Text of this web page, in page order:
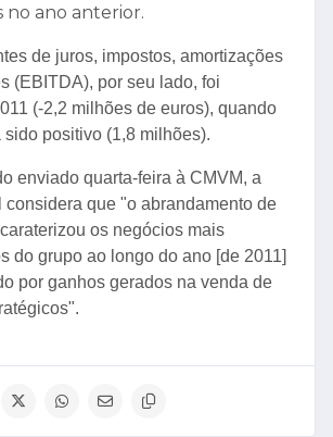
no ano anterior.
de juros, impostos, amortizações
(EBITDA), por seu lado, foi
(-2,2 milhões de euros), quando
sido positivo (1,8 milhões).
enviado quarta-feira à CMVM, a
considera que "o abrandamento de
os negócios mais
do grupo ao longo do ano [de 2011]
por ganhos gerados na venda de